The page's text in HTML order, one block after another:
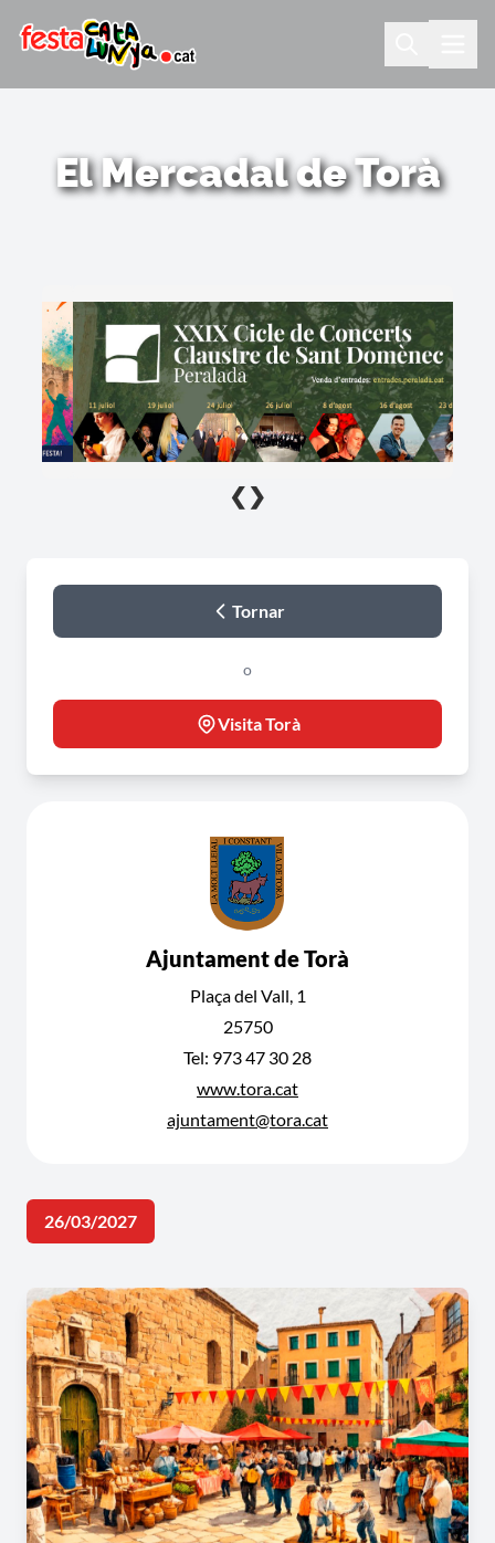
El Mercadal de Torà
❮ ❯
Tornar
o
Visita Torà
Ajuntament de Torà
Plaça del Vall, 1
25750
Tel: 973 47 30 28
www.tora.cat
ajuntament@tora.cat
26/03/2027